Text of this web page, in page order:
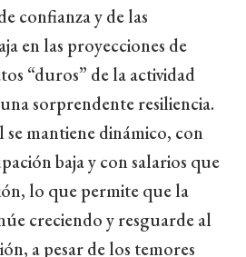
confianza y de las
en las proyecciones de
“duros” de la actividad
sorprendente resiliencia.
mantiene dinámico, con
baja y con salarios que
lo que permite que la
creciendo y resguarde al
a pesar de los temores